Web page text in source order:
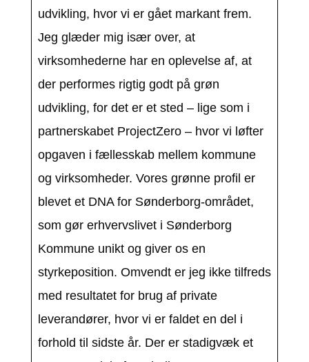
udvikling, hvor vi er gået markant frem.
Jeg glæder mig især over, at
virksomhederne har en oplevelse af, at
der performes rigtig godt på grøn
udvikling, for det er et sted – lige som i
partnerskabet ProjectZero – hvor vi løfter
opgaven i fællesskab mellem kommune
og virksomheder. Vores grønne profil er
blevet et DNA for Sønderborg-området,
som gør erhvervslivet i Sønderborg
Kommune unikt og giver os en
styrkeposition. Omvendt er jeg ikke tilfreds
med resultatet for brug af private
leverandører, hvor vi er faldet en del i
forhold til sidste år. Der er stadigvæk et